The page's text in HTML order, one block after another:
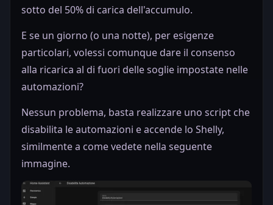
sotto del 50% di carica dell'accumulo.
E se un giorno (o una notte), per esigenze
particolari, volessi comunque dare il consenso
alla ricarica al di fuori delle soglie impostate nelle
automazioni?
Nessun problema, basta realizzare uno script che
disabilita le automazioni e accende lo Shelly,
similmente a come vedete nella seguente
immagine.